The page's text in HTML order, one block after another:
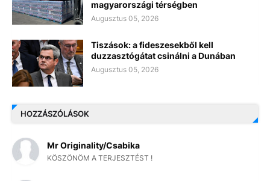
magyarországi térségben
Augusztus 05, 2026
Tiszások: a fideszesekből kell
duzzasztógátat csinálni a Dunában
Augusztus 05, 2026
HOZZÁSZÓLÁSOK
Mr Originality/Csabika
KÖSZÖNÖM A TERJESZTÉST !